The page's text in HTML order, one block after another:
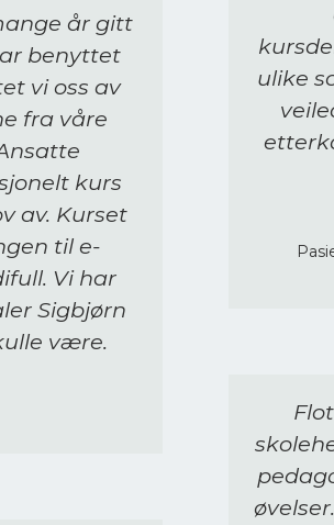
år gitt
benyttet
vi oss av
fra våre
kurs
av. Kurset
til e-
Vi har
Sigbjørn
være.
ulike